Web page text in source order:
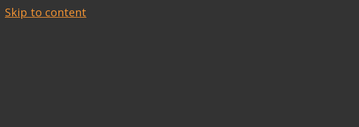
Skip to content